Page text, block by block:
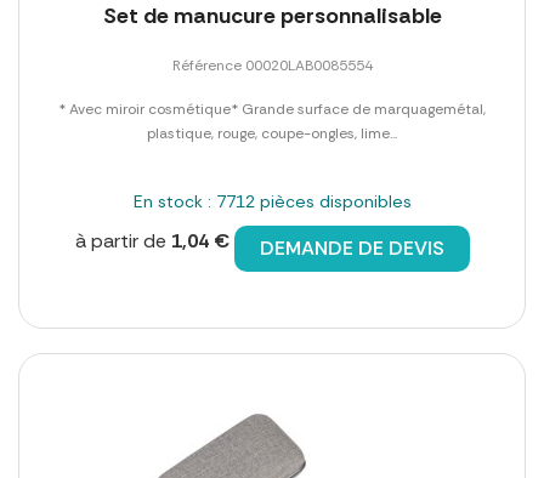
Set de manucure personnalisable
Référence 00020LAB0085554
* Avec miroir cosmétique* Grande surface de marquagemétal,
plastique, rouge, coupe-ongles, lime...
En stock : 7712 pièces disponibles
à partir de 1,04 € DEMANDE DE DEVIS